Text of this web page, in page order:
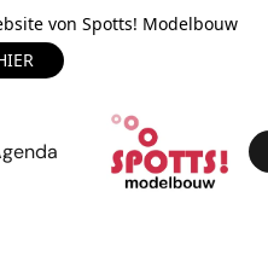
von Spotts! Modelbouw